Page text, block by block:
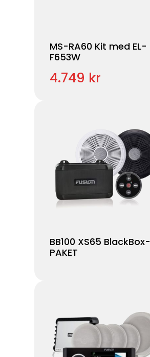
MS-RA60 Kit med EL-
F653W
4.749 kr
BB100 XS65 BlackBox-
PAKET